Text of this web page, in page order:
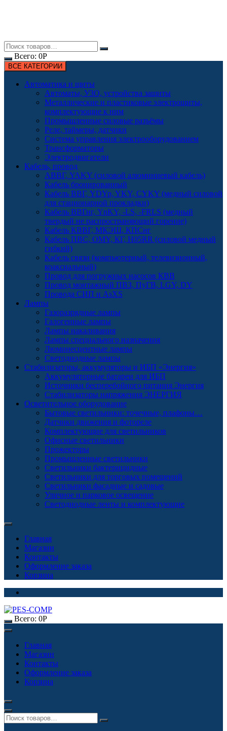
Всего: 0Р
ВСЕ КАТЕГОРИИ
Автоматика и щиты
Автоматы, УЗО, устройства защиты
Металлические и пластиковые электрощиты,
комплектующие к ним
Промышленные силовые разъёмы
Реле, таймеры, датчики
Система управления электрооборудованием
Трансформаторы
Электродвигатели
Кабель, провод
АВВГ, YAKY (силовой алюминиевый кабель)
Кабель бронированный
Кабель ВВГ, YDYp, YKY, CYKY (медный силовой
для стационарной прокладки)
Кабель ВВГнг, YnKY, -LS, -FRLS (медный
твердый не распространяющий горение)
Кабель КВВГ, МКЭШ, КПСнг
Кабель ПВС, OMY, КГ, H05RR (силовой медный
гибкий)
Кабель связи (компьютерный, телевизионный,
коаксиальный)
Провод для погружных насосов КВВ
Провод монтажный ПВЗ, ПуГВ, LGY, DY
Провода СИП и AsXS
Лампы
Газоразрядные лампы
Галогенные лампы
Лампы накаливания
Лампы специального назначения
Люминесцентные лампы
Светодиодные лампы
Стабилизаторы, аккумуляторы и ИБП «Энергия»
Аккумуляторные батареи для ИБП
Источники бесперебойного питания Энергия
Стабилизаторы напряжения ЭНЕРГИЯ
Осветительное оборудование
Бытовые светильники: точечные, плафоны…
Датчики движения и фотореле
Комплектующие для светильников
Офисные светильники
Прожекторы
Промышленные светильники
Светильники бактерицидные
Светильники для торговых помещений
Светильники фасадные и садовые
Уличное и парковое освещение
Светодиодные ленты и комплектующие
Главная
Магазин
Контакты
Оформление заказа
Корзина
Всего: 0Р
Главная
Магазин
Контакты
Оформление заказа
Корзина